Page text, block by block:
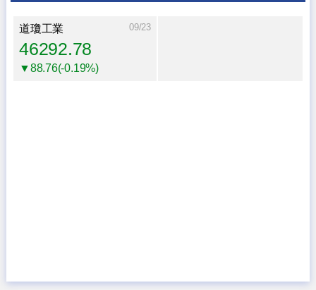
道瓊工業 09/23
46292.78
▼88.76(-0.19%)